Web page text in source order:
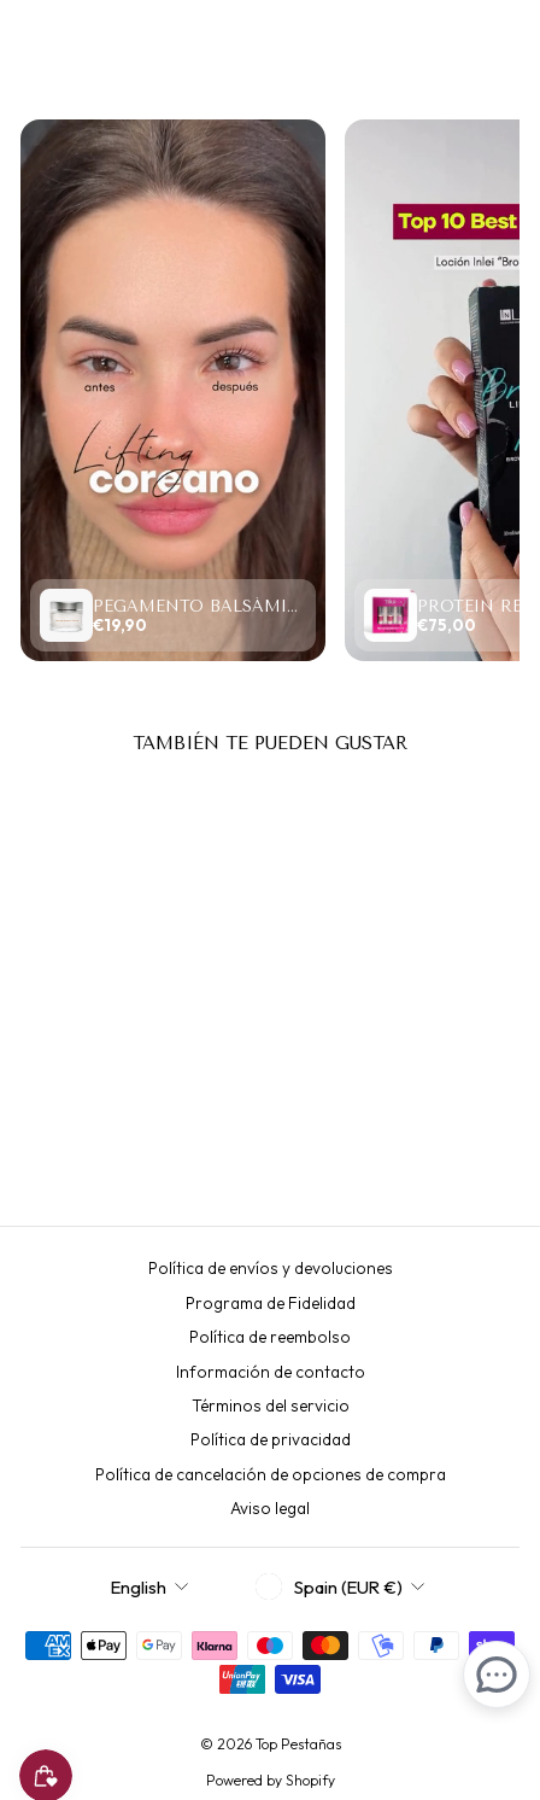
PEGAMENTO BALSÁMICO CLEAR LASH 15ML
€19,90 €75,00
TAMBIÉN TE PUEDEN GUSTAR
Política de envíos y devoluciones
Programa de Fidelidad
Política de reembolso
Información de contacto
Términos del servicio
Política de privacidad
Política de cancelación de opciones de compra
Aviso legal
LANGUAGE
English CURRENCY
Spain (EUR €)
© 2026 Top Pestañas
Powered by Shopify